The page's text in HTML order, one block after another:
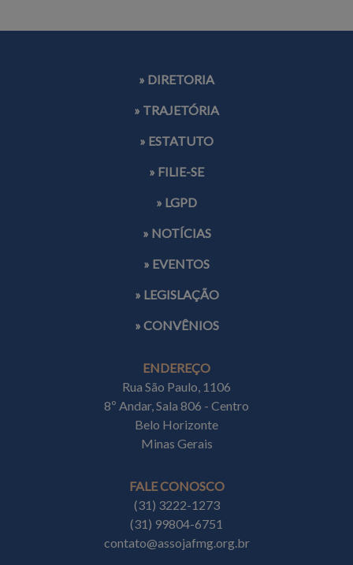
» DIRETORIA
» TRAJETÓRIA
» ESTATUTO
» FILIE-SE
» LGPD
» NOTÍCIAS
» EVENTOS
» LEGISLAÇÃO
» CONVÊNIOS
ENDEREÇO
Rua São Paulo, 1106
8º Andar, Sala 806 - Centro
Belo Horizonte
Minas Gerais
FALE CONOSCO
(31) 3222-1273
(31) 99804-6751
contato@assojafmg.org.br